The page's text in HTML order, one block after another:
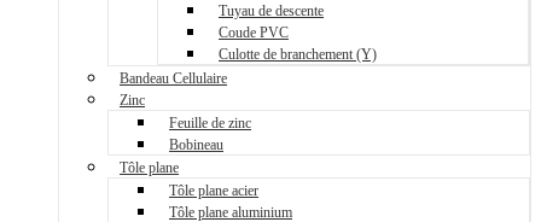
Tuyau de descente
Coude PVC
Culotte de branchement (Y)
Bandeau Cellulaire
Zinc
Feuille de zinc
Bobineau
Tôle plane
Tôle plane acier
Tôle plane aluminium